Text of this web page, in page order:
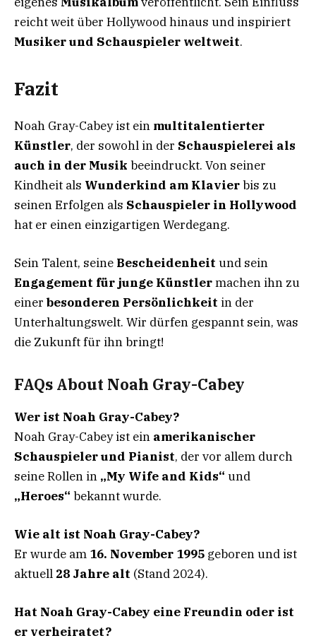
reicht weit über Hollywood hinaus und inspiriert
Musiker und Schauspieler weltweit.
Fazit
Noah Gray-Cabey ist ein multitalentierter
Künstler, der sowohl in der Schauspielerei als
auch in der Musik beeindruckt. Von seiner
Kindheit als Wunderkind am Klavierbis zu
seinen Erfolgen als Schauspieler in Hollywood
hat er einen einzigartigen Werdegang.
Sein Talent, seine Bescheidenheit und sein
Engagement für junge Künstlermachen ihn zu
einer besonderen Persönlichkeit in der
Unterhaltungswelt. Wir dürfen gespannt sein, was
die Zukunft für ihn bringt!
FAQs About Noah Gray-Cabey
Wer ist Noah Gray-Cabey?
Noah Gray-Cabey ist ein amerikanischer
Schauspieler und Pianist, der vor allem durch
seine Rollen in „My Wife and Kids“ und
„Heroes“ bekannt wurde.
Wie alt ist Noah Gray-Cabey?
Er wurde am 16. November 1995 geboren und ist
aktuell 28 Jahre alt (Stand 2024).
Hat Noah Gray-Cabey eine Freundin oder ist
er verheiratet?